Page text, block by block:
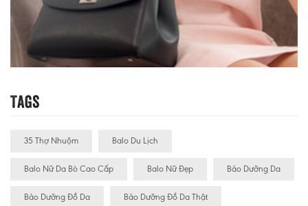
Tags
35 Thợ Nhuộm Balo Du Lịch
Balo Nữ Da Bò Cao Cấp Balo Nữ Đẹp Bảo Dưỡng Da
Bảo Dưỡng Đồ Da Bảo Dưỡng Đồ Da Thật